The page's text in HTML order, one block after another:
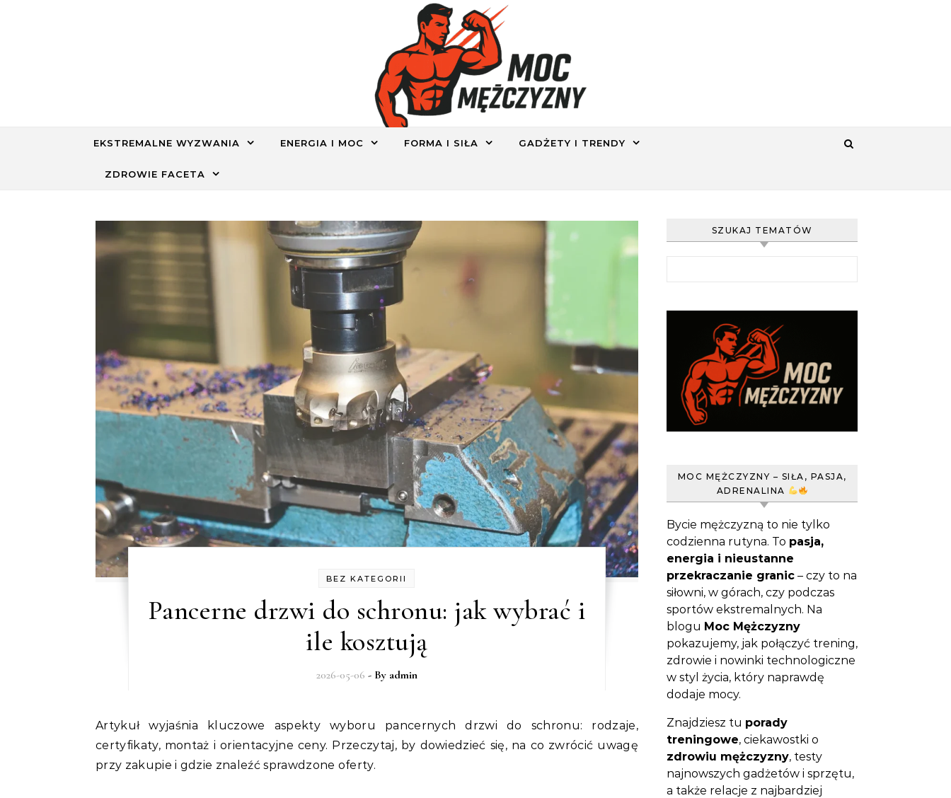
EKSTREMALNE WYZWANIA ENERGIA I MOC FORMA I SIŁA GADŻETY I TRENDY
ZDROWIE FACETA
BEZ KATEGORII
Pancerne drzwi do schronu: jak wybrać i
ile kosztują
2026-05-06 - By admin
Artykuł wyjaśnia kluczowe aspekty wyboru pancernych drzwi do schronu: rodzaje,
certyfikaty, montaż i orientacyjne ceny. Przeczytaj, by dowiedzieć się, na co zwrócić uwagę
przy zakupie i gdzie znaleźć sprawdzone oferty.
SZUKAJ TEMATÓW
MOC MĘŻCZYZNY – SIŁA, PASJA,
ADRENALINA
Bycie mężczyzną to nie tylko
codzienna rutyna. To pasja,
energia i nieustanne
przekraczanie granic – czy to na
siłowni, w górach, czy podczas
sportów ekstremalnych. Na
blogu Moc Mężczyzny
pokazujemy, jak połączyć trening,
zdrowie i nowinki technologiczne
w styl życia, który naprawdę
dodaje mocy.
Znajdziesz tu porady
treningowe, ciekawostki o
zdrowiu mężczyzny, testy
najnowszych gadżetów i sprzętu,
a także relacje z najbardziej